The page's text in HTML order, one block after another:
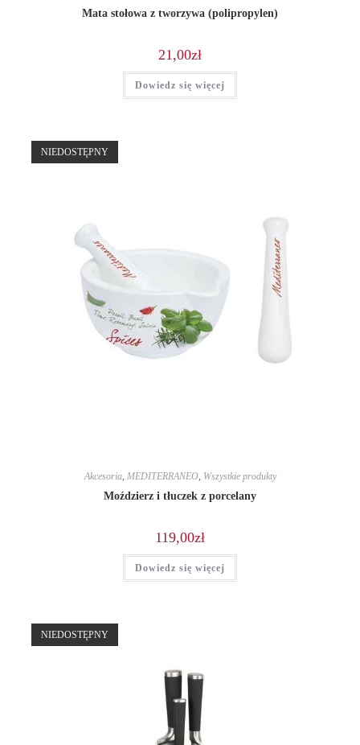
Mata stołowa z tworzywa (polipropylen)
21,00zł
Dowiedz się więcej
NIEDOSTĘPNY
Akcesoria, MEDITERRANEO, Wszystkie produkty
Moździerz i tłuczek z porcelany
119,00zł
Dowiedz się więcej
NIEDOSTĘPNY